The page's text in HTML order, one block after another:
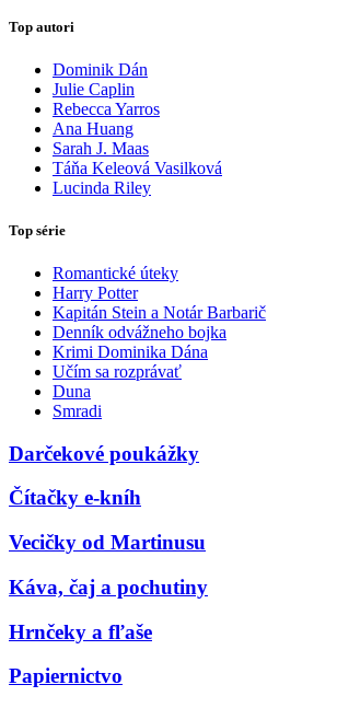
Top autori
Dominik Dán
Julie Caplin
Rebecca Yarros
Ana Huang
Sarah J. Maas
Táňa Keleová Vasilková
Lucinda Riley
Top série
Romantické úteky
Harry Potter
Kapitán Stein a Notár Barbarič
Denník odvážneho bojka
Krimi Dominika Dána
Učím sa rozprávať
Duna
Smradi
Darčekové poukážky
Čítačky e-kníh
Vecičky od Martinusu
Káva, čaj a pochutiny
Hrnčeky a fľaše
Papiernictvo